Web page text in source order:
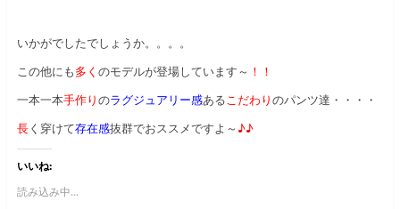
いかがでしたでしょうか。。。。
この他にも多く のモデルが登場しています～ ！！
一本一本手作りのラグジュアリー感あるこだわりのパンツ達・・・・
長く穿けて存在感抜群でおススメですよ～ ♪♪
いいね:
読み込み中...